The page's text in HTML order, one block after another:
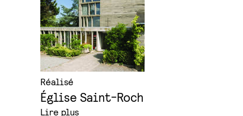
Réalisé
Église Saint-Roch
Lire plus